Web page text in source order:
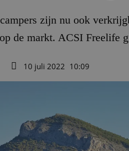
zijn nu ook
de markt. ACSI Freelife
10 juli 2022 10:09